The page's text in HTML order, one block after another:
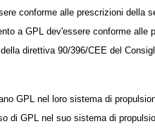
conforme alle prescrizioni della
a GPL dev'essere conforme alle
direttiva 90/396/CEE del
GPL nel loro sistema di
di GPL nel suo sistema di